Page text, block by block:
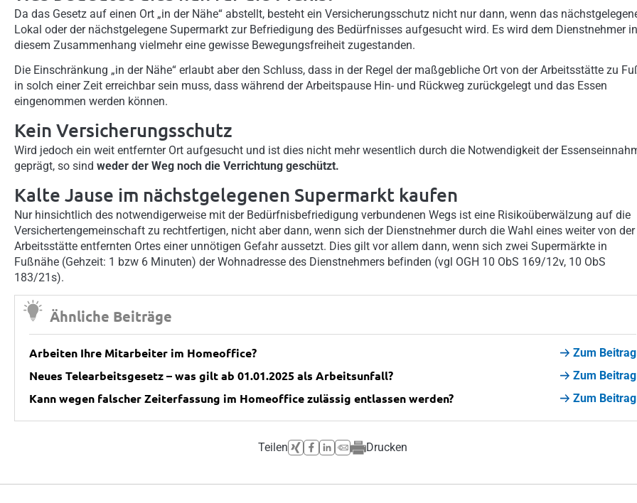
Da das Gesetz auf einen Ort „in der Nähe“ abstellt, besteht ein Versicherungsschutz nicht nur dann, wenn das
Lokal oder der nächstgelegene Supermarkt zur Befriedigung des Bedürfnisses aufgesucht wird. Es wird dem Dienstnehmer in
diesem Zusammenhang vielmehr eine gewisse Bewegungsfreiheit zugestanden.
Die Einschränkung „in der Nähe“ erlaubt aber den Schluss, dass in der Regel der maßgebliche Ort von der Arbeitsstätte zu
in solch einer Zeit erreichbar sein muss, dass während der Arbeitspause Hin- und Rückweg zurückgelegt und das Essen
eingenommen werden können.
Kein Versicherungsschutz
Wird jedoch ein weit entfernter Ort aufgesucht und ist dies nicht mehr wesentlich durch die Notwendigkeit der
geprägt, so sind weder der Weg noch die Verrichtung geschützt.
Kalte Jause im nächstgelegenen Supermarkt kaufen
Nur hinsichtlich des notwendigerweise mit der Bedürfnisbefriedigung verbundenen Wegs ist eine Risikoüberwälzung auf die
Versichertengemeinschaft zu rechtfertigen, nicht aber dann, wenn sich der Dienstnehmer durch die Wahl eines weiter von der
Arbeitsstätte entfernten Ortes einer unnötigen Gefahr aussetzt. Dies gilt vor allem dann, wenn sich zwei Supermärkte in
Fußnähe (Gehzeit: 1 bzw 6 Minuten) der Wohnadresse des Dienstnehmers befinden (vgl OGH 10 ObS 169/12v, 10 ObS
183/21s).
Ähnliche Beiträge
Arbeiten Ihre Mitarbeiter im Homeoffice? Zum Beitrag
Neues Telearbeitsgesetz – was gilt ab 01.01.2025 als Arbeitsunfall? Zum Beitrag
Kann wegen falscher Zeiterfassung im Homeoffice zulässig entlassen werden? Zum Beitrag
Teilen Drucken